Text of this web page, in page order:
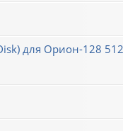
для Орион-128